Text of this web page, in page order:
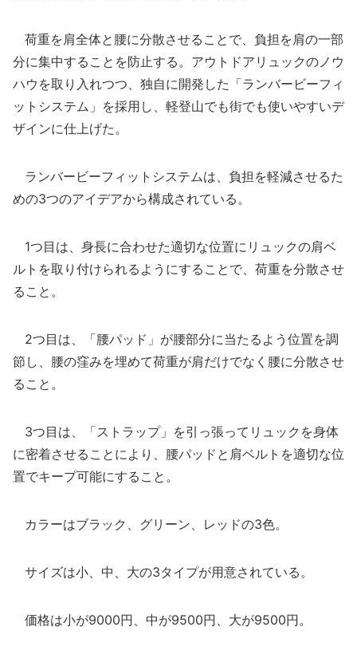
荷重を肩全体と腰に分散させることで、負担を肩の一部
分に集中することを防止する。アウトドアリュックのノウ
ハウを取り入れつつ、独自に開発した「ランバービーフィ
ットシステム」を採用し、軽登山でも街でも使いやすいデ
ザインに仕上げた。
ランバービーフィットシステムは、負担を軽減させるた
めの3つのアイデアから構成されている。
1つ目は、身長に合わせた適切な位置にリュックの肩ベ
ルトを取り付けられるようにすることで、荷重を分散させ
ること。
2つ目は、「腰パッド」が腰部分に当たるよう位置を調
節し、腰の窪みを埋めて荷重が肩だけでなく腰に分散させ
ること。
3つ目は、「ストラップ」を引っ張ってリュックを身体
に密着させることにより、腰パッドと肩ベルトを適切な位
置でキープ可能にすること。
カラーはブラック、グリーン、レッドの3色。
サイズは小、中、大の3タイプが用意されている。
価格は小が9000円、中が9500円、大が9500円。